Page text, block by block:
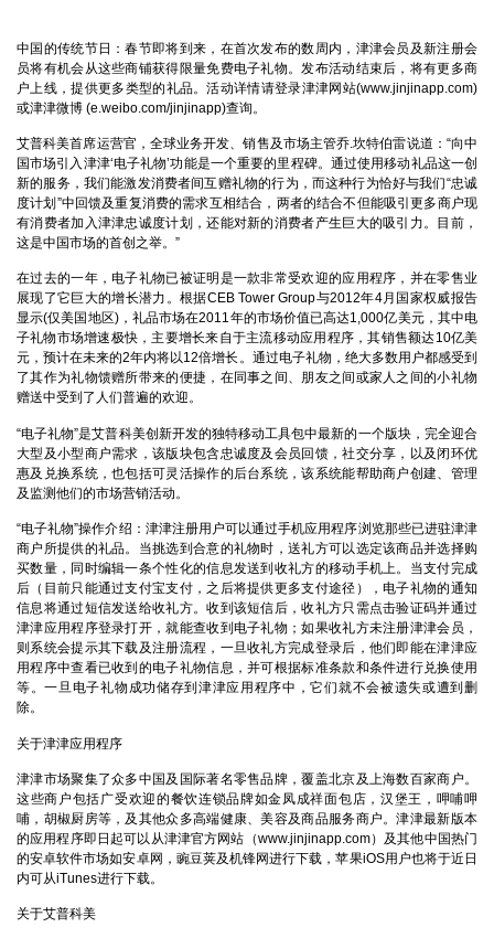
中国的传统节日：春节即将到来，在首次发布的数周内，津津会员及新注册会
员将有机会从这些商铺获得限量免费电子礼物。发布活动结束后，将有更多商
户上线，提供更多类型的礼品。活动详情请登录津津网站(www.jinjinapp.com)
或津津微博 (e.weibo.com/jinjinapp)查询。
艾普科美首席运营官，全球业务开发、销售及市场主管乔.坎特伯雷说道：“向中
国市场引入津津‘电子礼物’功能是一个重要的里程碑。通过使用移动礼品这一创
新的服务，我们能激发消费者间互赠礼物的行为，而这种行为恰好与我们“忠诚
度计划”中回馈及重复消费的需求互相结合，两者的结合不但能吸引更多商户现
有消费者加入津津忠诚度计划，还能对新的消费者产生巨大的吸引力。目前，
这是中国市场的首创之举。”
在过去的一年，电子礼物已被证明是一款非常受欢迎的应用程序，并在零售业
展现了它巨大的增长潜力。根据CEB Tower Group与2012年4月国家权威报告
显示(仅美国地区)，礼品市场在2011年的市场价值已高达1,000亿美元，其中电
子礼物市场增速极快，主要增长来自于主流移动应用程序，其销售额达10亿美
元，预计在未来的2年内将以12倍增长。通过电子礼物，绝大多数用户都感受到
了其作为礼物馈赠所带来的便捷，在同事之间、朋友之间或家人之间的小礼物
赠送中受到了人们普遍的欢迎。
“电子礼物”是艾普科美创新开发的独特移动工具包中最新的一个版块，完全迎合
大型及小型商户需求，该版块包含忠诚度及会员回馈，社交分享，以及闭环优
惠及兑换系统，也包括可灵活操作的后台系统，该系统能帮助商户创建、管理
及监测他们的市场营销活动。
“电子礼物”操作介绍：津津注册用户可以通过手机应用程序浏览那些已进驻津津
商户所提供的礼品。当挑选到合意的礼物时，送礼方可以选定该商品并选择购
买数量，同时编辑一条个性化的信息发送到收礼方的移动手机上。当支付完成
后（目前只能通过支付宝支付，之后将提供更多支付途径），电子礼物的通知
信息将通过短信发送给收礼方。收到该短信后，收礼方只需点击验证码并通过
津津应用程序登录打开，就能查收到电子礼物；如果收礼方未注册津津会员，
则系统会提示其下载及注册流程，一旦收礼方完成登录后，他们即能在津津应
用程序中查看已收到的电子礼物信息，并可根据标准条款和条件进行兑换使用
等。一旦电子礼物成功储存到津津应用程序中，它们就不会被遗失或遭到删
除。
关于津津应用程序
津津市场聚集了众多中国及国际著名零售品牌，覆盖北京及上海数百家商户。
这些商户包括广受欢迎的餐饮连锁品牌如金凤成祥面包店，汉堡王，呷哺呷
哺，胡椒厨房等，及其他众多高端健康、美容及商品服务商户。津津最新版本
的应用程序即日起可以从津津官方网站（www.jinjinapp.com）及其他中国热门
的安卓软件市场如安卓网，豌豆荚及机锋网进行下载，苹果iOS用户也将于近日
内可从iTunes进行下载。
关于艾普科美